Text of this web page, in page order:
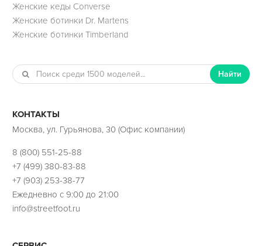
Женские кеды Converse
Женские ботинки Dr. Martens
Женские ботинки Timberland
Найти
КОНТАКТЫ
Москва, ул. Гурьянова, 30 (Офис компании)
8 (800) 551-25-88
+7 (499) 380-83-88
+7 (903) 253-38-77
Ежедневно с 9:00 до 21:00
info@streetfoot.ru